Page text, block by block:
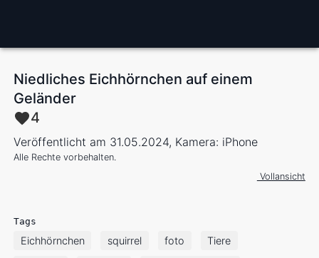
Niedliches Eichhörnchen auf einem
Geländer
4
Veröffentlicht am 31.05.2024, Kamera: iPhone
Alle Rechte vorbehalten.
Vollansicht
Tags
Eichhörnchen squirrel foto Tiere